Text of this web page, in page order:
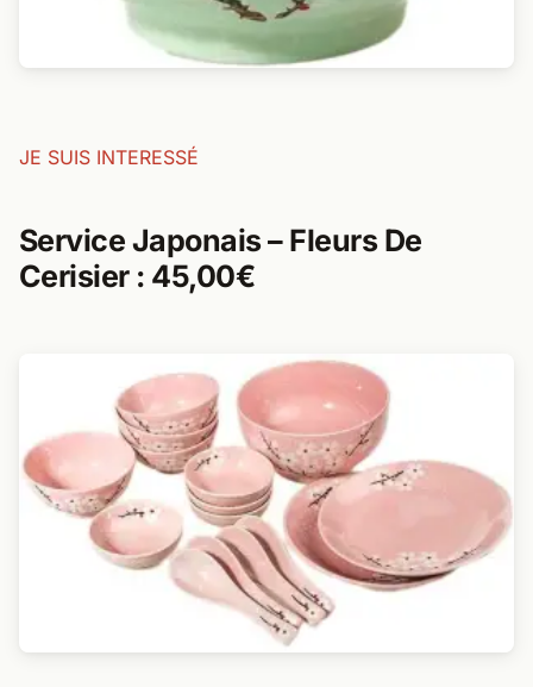
JE SUIS INTERESSÉ
Service Japonais – Fleurs De
Cerisier : 45,00€